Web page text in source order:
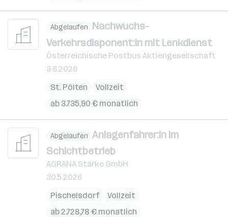
Abgelaufen Nachwuchs-
Verkehrsdisponent:in mit Lenkdienst
Österreichische Postbus Aktiengesellschaft
3.6.2026
St. Pölten
Vollzeit
ab 3.735,90 € monatlich
Abgelaufen Anlagenfahrer:in im
Schichtbetrieb
AGRANA Stärke GmbH
30.5.2026
Pischelsdorf
Vollzeit
ab 2.728,78 € monatlich